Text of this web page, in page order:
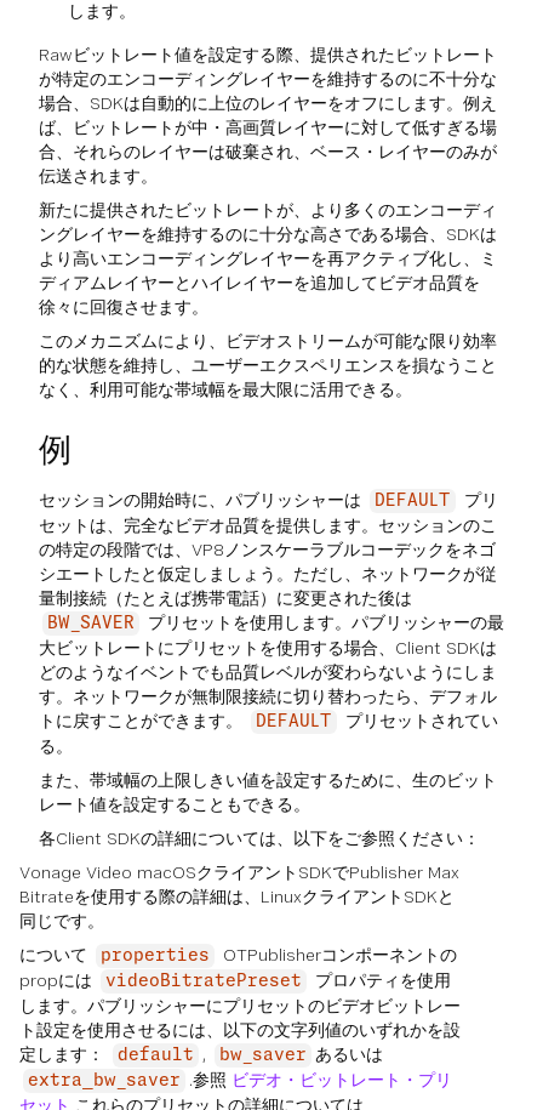
します。
Rawビットレート値を設定する際、提供されたビットレート
が特定のエンコーディングレイヤーを維持するのに不十分な
場合、SDKは自動的に上位のレイヤーをオフにします。例え
ば、ビットレートが中・高画質レイヤーに対して低すぎる場
合、それらのレイヤーは破棄され、ベース・レイヤーのみが
伝送されます。
新たに提供されたビットレートが、より多くのエンコーディ
ングレイヤーを維持するのに十分な高さである場合、SDKは
より高いエンコーディングレイヤーを再アクティブ化し、ミ
ディアムレイヤーとハイレイヤーを追加してビデオ品質を
徐々に回復させます。
このメカニズムにより、ビデオストリームが可能な限り効率
的な状態を維持し、ユーザーエクスペリエンスを損なうこと
なく、利用可能な帯域幅を最大限に活用できる。
例
セッションの開始時に、パブリッシャーは DEFAULT
プリ
セットは、完全なビデオ品質を提供します。セッションのこ
の特定の段階では、VP8ノンスケーラブルコーデックをネゴ
シエートしたと仮定しましょう。ただし、ネットワークが従
量制接続（たとえば携帯電話）に変更された後は
BW_SAVER
プリセットを使用します。パブリッシャーの最
大ビットレートにプリセットを使用する場合、Client SDKは
どのようなイベントでも品質レベルが変わらないようにしま
す。ネットワークが無制限接続に切り替わったら、デフォル
トに戻すことができます。
DEFAULT
プリセットされてい
る。
また、帯域幅の上限しきい値を設定するために、生のビット
レート値を設定することもできる。
各Client SDKの詳細については、以下をご参照ください：
Vonage Video macOSクライアントSDKでPublisher Max
Bitrateを使用する際の詳細は、LinuxクライアントSDKと
同じです。
について
properties
OTPublisherコンポーネントの
propには
videoBitratePreset
プロパティを使用
します。パブリッシャーにプリセットのビデオビットレー
ト設定を使用させるには、以下の文字列値のいずれかを設
定します：
default , bw_saver あるいは
extra_bw_saver .参照 ビデオ・ビットレート・プリ
セット これらのプリセットの詳細については